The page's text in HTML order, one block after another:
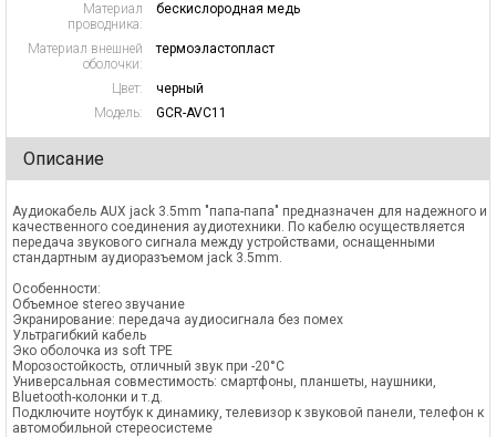
Материал
проводника:
бескислородная медь
Материал внешней
оболочки:
термоэластопласт
Цвет:
черный
Модель:
GCR-AVC11
Описание
Аудиокабель AUX jack 3.5mm "папа-папа" предназначен для надежного и
качественного соединения аудиотехники. По кабелю осуществляется
передача звукового сигнала между устройствами, оснащенными
стандартным аудиоразъемом jack 3.5mm.
Особенности:
Объемное stereo звучание
Экранирование: передача аудиосигнала без помех
Ультрагибкий кабель
Эко оболочка из soft TPE
Морозостойкость, отличный звук при -20°C
Универсальная совместимость: смартфоны, планшеты, наушники,
Bluetooth-колонки и т.д.
Подключите ноутбук к динамику, телевизор к звуковой панели, телефон к
автомобильной стереосистеме